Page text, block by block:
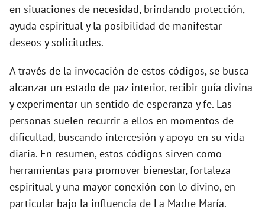
en situaciones de necesidad, brindando protección,
ayuda espiritual y la posibilidad de manifestar
deseos y solicitudes.
A través de la invocación de estos códigos, se busca
alcanzar un estado de paz interior, recibir guía divina
y experimentar un sentido de esperanza y fe. Las
personas suelen recurrir a ellos en momentos de
dificultad, buscando intercesión y apoyo en su vida
diaria. En resumen, estos códigos sirven como
herramientas para promover bienestar, fortaleza
espiritual y una mayor conexión con lo divino, en
particular bajo la influencia de La Madre María.